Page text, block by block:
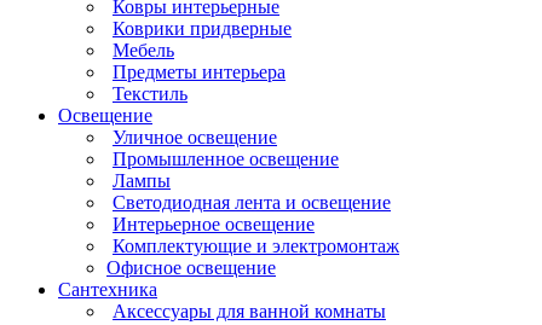
Ковры интерьерные
Коврики придверные
Мебель
Предметы интерьера
Текстиль
Освещение
Уличное освещение
Промышленное освещение
Лампы
Светодиодная лента и освещение
Интерьерное освещение
Комплектующие и электромонтаж
Офисное освещение
Сантехника
Аксессуары для ванной комнаты